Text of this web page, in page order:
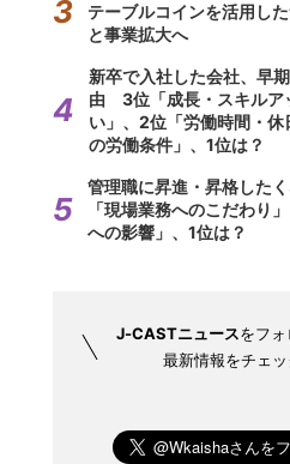
テーブルコインを活用し
と事業拡大へ
新卒で入社した会社、早
由 3位「成長・スキルア
い」、2位「労働時間・休
の労働条件」、1位は？
管理職に昇進・昇格した
「現場業務へのこだわり
への影響」、1位は？
J-CASTニュースをフ
最新情報をチェッ